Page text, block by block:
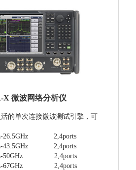
X 微波网络分析仪
的单次连接微波测试引擎，可
26.5GHz 2,4ports
43.5GHz 2,4ports
50GHz 2,4ports
67GHz 2,4ports